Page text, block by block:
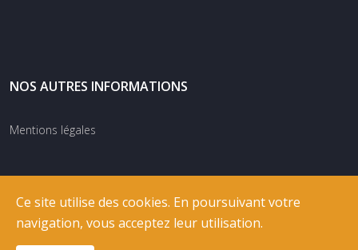
NOS AUTRES INFORMATIONS
Mentions légales
Ce site utilise des cookies. En poursuivant votre
navigation, vous acceptez leur utilisation.